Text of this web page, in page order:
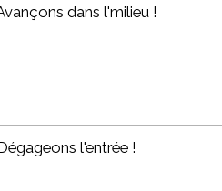
dans l'milieu !
l'entrée !